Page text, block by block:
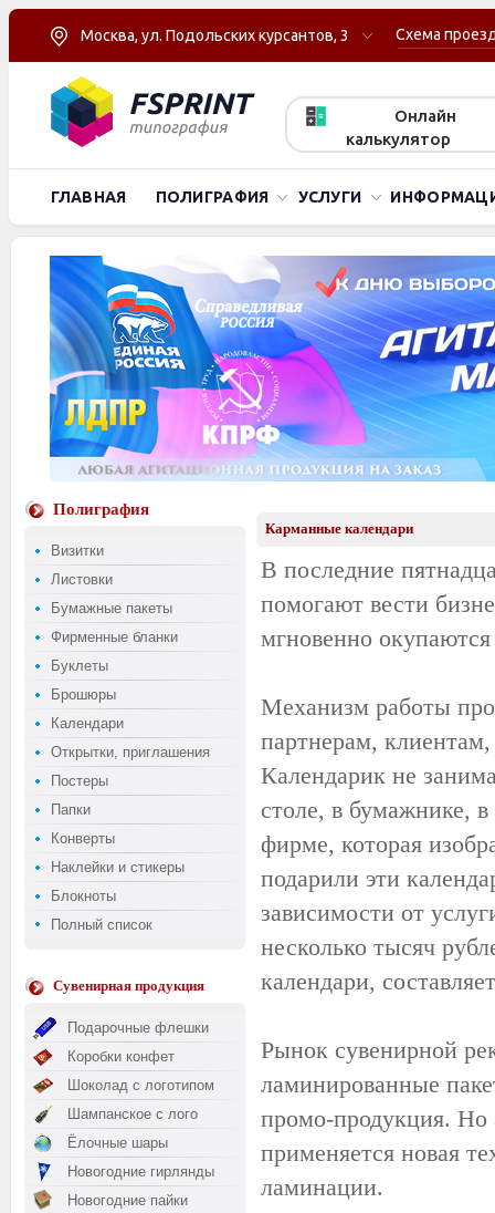
Москва, ул. Подольских курсантов, 3 Схема
Онлайн
калькулятор
ГЛАВНАЯ ПОЛИГРАФИЯ УСЛУГИ
Полиграфия
Визитки
Листовки
Бумажные пакеты
Фирменные бланки
Буклеты
Брошюры
Календари
Открытки, приглашения
Постеры
Папки
Конверты
Наклейки и стикеры
Блокноты
Полный список
Сувенирная продукция
Подарочные флешки
Коробки конфет
Шоколад с логотипом
Шампанское с лого
Ёлочные шары
Новогодние гирлянды
Новогодние пайки
Карманные календари
В последние
помогают вести
мгновенно
Механизм работы
партнерам,
Календарик не
столе, в бумажнике,
фирме, которая
подарили эти
зависимости от
несколько тысяч
календари,
Рынок сувенирной
ламинированные
промо-продукция. Но
применяется новая
ламинации.